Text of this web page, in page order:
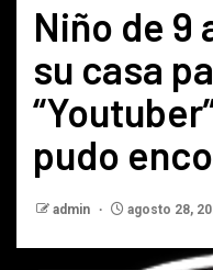
Niño de 9
su casa
pudo
admin agosto 28,